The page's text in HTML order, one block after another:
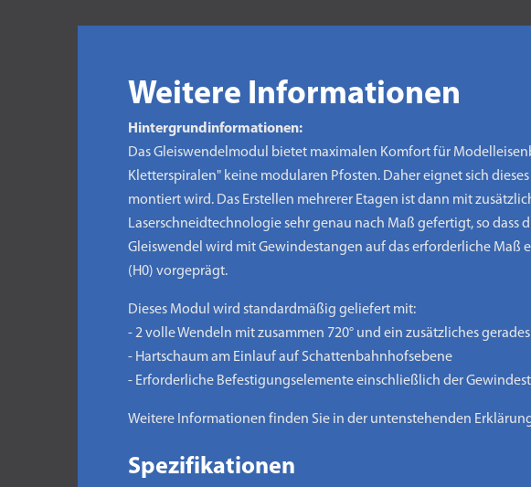
Weitere Informationen
Hintergrundinformationen:
Das Gleiswendelmodul bietet maximalen Komfort für
Kletterspiralen" keine modularen Pfosten. Daher eignet sich
montiert wird. Das Erstellen mehrerer Etagen ist dann mit
Laserschneidtechnologie sehr genau nach Maß gefertigt, so
Gleiswendel wird mit Gewindestangen auf das erforderliche Maß
(H0) vorgeprägt.
Dieses Modul wird standardmäßig geliefert mit:
- 2 volle Wendeln mit zusammen 720° und ein zusätzliches
- Hartschaum am Einlauf auf Schattenbahnhofsebene
- Erforderliche Befestigungselemente einschließlich der
Weitere Informationen finden Sie in der untenstehenden
Spezifikationen